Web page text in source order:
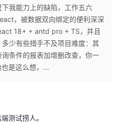
我能力上的缺陷，工作五六
，被数据双向绑定的便利深深
18+ + antd pro + TS，并且
少有些措手不及项目难度：其
条件的报表加增删改查，你一
是这么想，...
测试捞人。